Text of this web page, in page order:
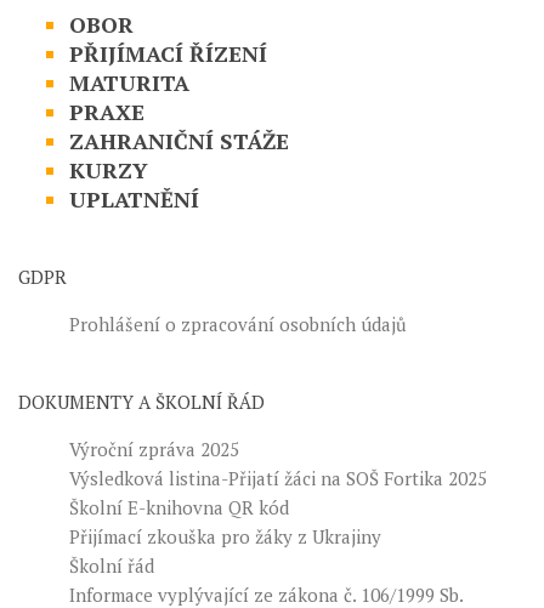
OBOR
PŘIJÍMACÍ ŘÍZENÍ
MATURITA
PRAXE
ZAHRANIČNÍ STÁŽE
KURZY
UPLATNĚNÍ
GDPR
Prohlášení o zpracování osobních údajů
DOKUMENTY A ŠKOLNÍ ŘÁD
Výroční zpráva 2025
Výsledková listina-Přijatí žáci na SOŠ Fortika 2025
Školní E-knihovna QR kód
Přijímací zkouška pro žáky z Ukrajiny
Školní řád
Informace vyplývající ze zákona č. 106/1999 Sb.